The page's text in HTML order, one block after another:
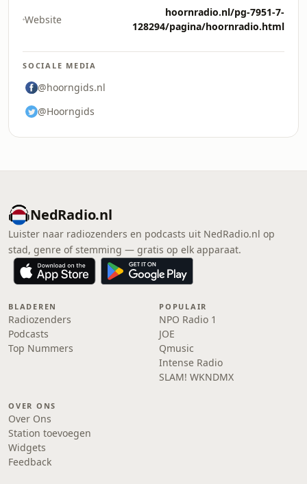
Website
hoornradio.nl/pg-7951-7-
128294/pagina/hoornradio.html
SOCIALE MEDIA
@hoorngids.nl
@Hoorngids
NedRadio.nl
Luister naar radiozenders en podcasts uit NedRadio.nl op
stad, genre of stemming — gratis op elk apparaat.
BLADEREN
Radiozenders
Podcasts
Top Nummers
POPULAIR
NPO Radio 1
JOE
Qmusic
Intense Radio
SLAM! WKNDMX
OVER ONS
Over Ons
Station toevoegen
Widgets
Feedback